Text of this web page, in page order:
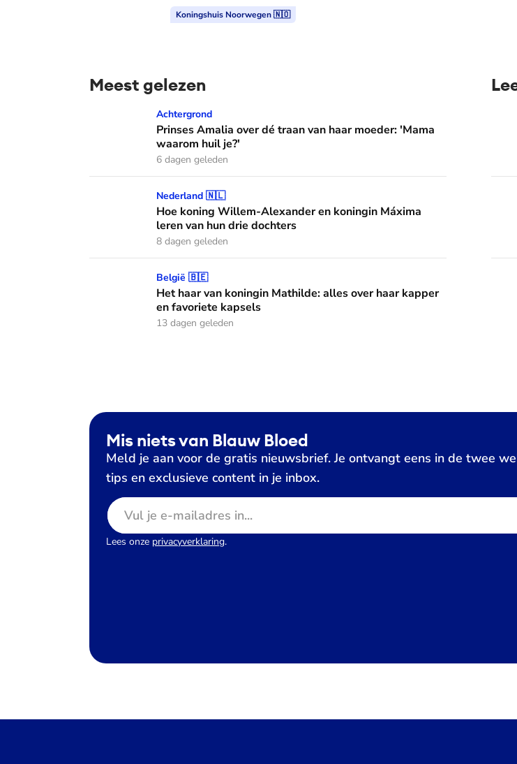
Koningshuis Noorwegen 🇳🇴
Meest gelezen
Prinses Amalia over dé traan van haar moeder: 'Mama waarom huil je?'
Achtergrond
Prinses Amalia over dé traan van haar moeder: 'Mama
waarom huil je?'
6 dagen geleden
Hoe koning Willem-Alexander en koningin Máxima leren van hun drie dochters
Nederland 🇳🇱
Hoe koning Willem-Alexander en koningin Máxima
leren van hun drie dochters
8 dagen geleden
Het haar van koningin Mathilde: alles over haar kapper en favoriete kapsels
België 🇧🇪
Het haar van koningin Mathilde: alles over haar kapper
en favoriete kapsels
13 dagen geleden
Mis niets van Blauw Bloed
Meld je aan voor de gratis nieuwsbrief. Je ontvangt eens in de twee
tips en exclusieve content in je inbox.
E-mailadres
Lees onze privacyverklaring.